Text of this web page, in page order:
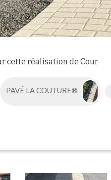
cette réalisation de Cour
PAVÉ LA COUTURE®